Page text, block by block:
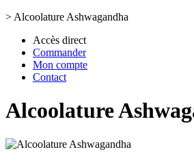
> Alcoolature Ashwagandha
Accès direct
Commander
Mon compte
Contact
Alcoolature